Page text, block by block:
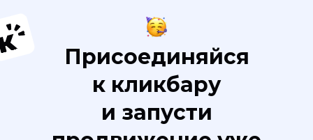
Присоединяйся
к кликбару
и запусти